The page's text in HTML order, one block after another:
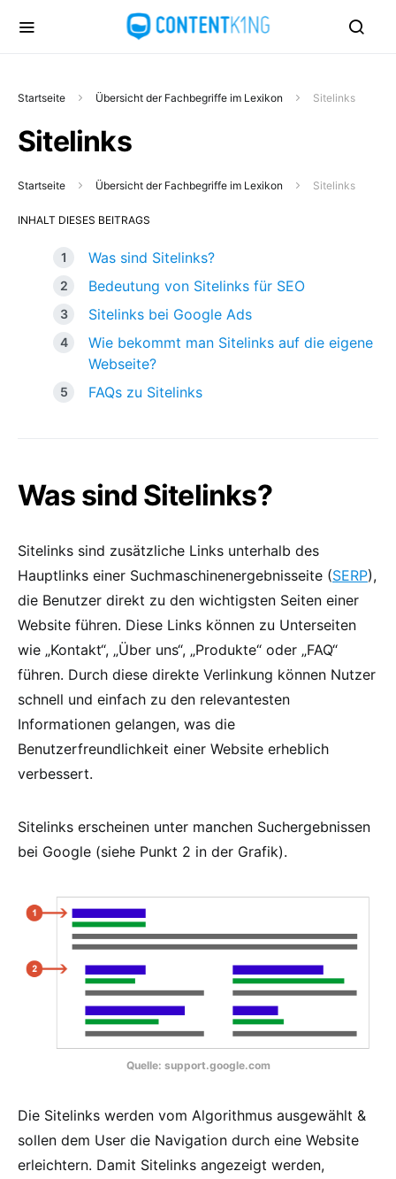
Startseite Übersicht der Fachbegriffe im Lexikon Sitelinks
Sitelinks
Startseite Übersicht der Fachbegriffe im Lexikon Sitelinks
INHALT DIESES BEITRAGS
Was sind Sitelinks?
Bedeutung von Sitelinks für SEO
Sitelinks bei Google Ads
Wie bekommt man Sitelinks auf die eigene
Webseite?
FAQs zu Sitelinks
Was sind Sitelinks?
Sitelinks sind zusätzliche Links unterhalb des
Hauptlinks einer Suchmaschinenergebnisseite (SERP),
die Benutzer direkt zu den wichtigsten Seiten einer
Website führen. Diese Links können zu Unterseiten
wie „Kontakt“, „Über uns“, „Produkte“ oder „FAQ“
führen. Durch diese direkte Verlinkung können Nutzer
schnell und einfach zu den relevantesten
Informationen gelangen, was die
Benutzerfreundlichkeit einer Website erheblich
verbessert.
Sitelinks erscheinen unter manchen Suchergebnissen
bei Google (siehe Punkt 2 in der Grafik).
Quelle: support.google.com
Die Sitelinks werden vom Algorithmus ausgewählt &
sollen dem User die Navigation durch eine Website
erleichtern. Damit Sitelinks angezeigt werden,